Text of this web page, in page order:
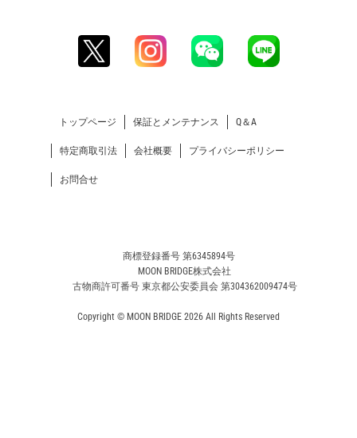
トップページ 保証とメンテナンス Q＆A
特定商取引法 会社概要 プライバシーポリシー
お問合せ
商標登録番号 第6345894号
MOON BRIDGE株式会社
古物商許可番号 東京都公安委員会 第304362009474号
Copyright © MOON BRIDGE 2026 All Rights Reserved